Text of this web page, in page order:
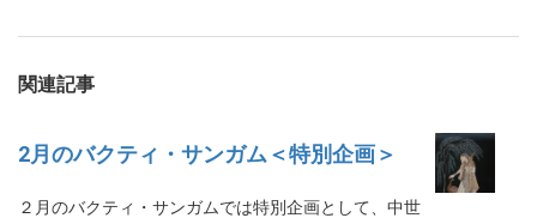
関連記事
2月のバクティ・サンガム＜特別企画＞
２月のバクティ・サンガムでは特別企画として、中世